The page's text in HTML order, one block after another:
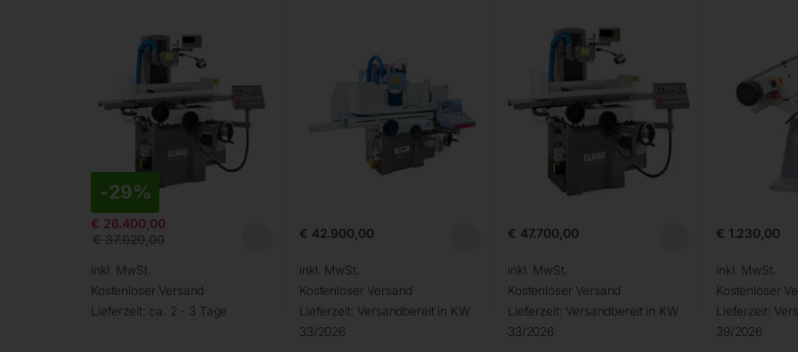
-29%
€ 26.400,00
€37.020,00
inkl. MwSt.
Kostenloser Versand
Lieferzeit: ca. 2 - 3 Tage
€ 42.900,00
inkl. MwSt.
Kostenloser Versand
Lieferzeit: Versandbereit in KW
33/2026
€ 47.700,00
inkl. MwSt.
Kostenloser Versand
Lieferzeit: Versandbereit in KW
33/2026
€ 1.230,00
inkl. MwSt.
Kostenloser
Lieferzeit:
39/2026